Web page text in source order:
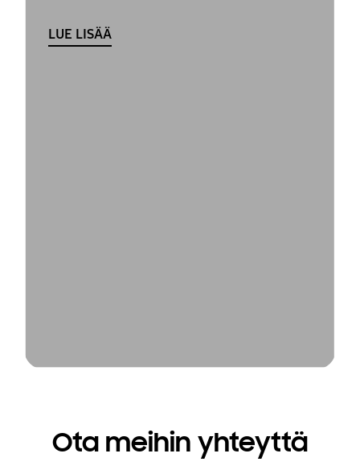
LUE LISÄÄ
Ota meihin yhteyttä